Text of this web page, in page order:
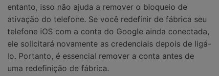
entanto, isso não ajuda a remover o bloqueio de
ativação do telefone. Se você redefinir de fábrica seu
telefone iOS com a conta do Google ainda conectada,
ele solicitará novamente as credenciais depois de ligá-
lo. Portanto, é essencial remover a conta antes de
uma redefinição de fábrica.